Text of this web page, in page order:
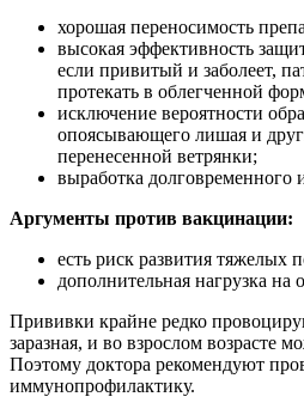
хорошая переносимость
высокая эффективность
если привитый и заболеет,
протекать в облегченной
исключение вероятности
опоясывающего лишая и
перенесенной ветрянки;
выработка долговременного
Аргументы против вакцинации:
есть риск развития тяжелых
дополнительная нагрузка на
Прививки крайне редко
заразная, и во взрослом возрасте
Поэтому доктора рекомендуют
иммунопрофилактику.